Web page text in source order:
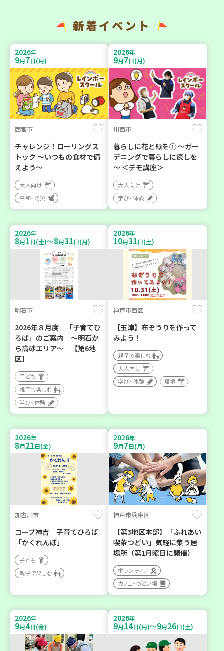
新着イベント
2026年
9月7日(月)
西宮市
チャレンジ！ローリングス
トック ～いつもの食材で備
えよう～
大人向け
平和・防災
2026年
9月7日(月)
川西市
暮らしに花と緑を① ～ガー
デニングで暮らしに癒しを
～ ＜デモ講座＞
大人向け
学び・体験
2026年
8月1日(土)～8月31日(月)
明石市
2026年８月度 「子育てひ
ろば」のご案内 ～明石か
ら高砂エリア～ 【第6地
区】
子ども
親子で楽しむ
学び・体験
2026年
10月31日(土)
神戸市西区
【玉津】布ぞうりを作って
みよう！
親子で楽しむ
大人向け
学び・体験
環境
2026年
8月21日(金)
加古川市
コープ神吉 子育てひろば
「かくれんぼ」
子ども
親子で楽しむ
2026年
9月7日(月)
神戸市兵庫区
【第3地区本部】「ふれあい
喫茶つどい」気軽に集う居
場所（第1月曜日に開催）
ボランティア
カフェ・つどい場
2026年
9月4日(金)
2026年
9月14日(月)～9月26日(土)